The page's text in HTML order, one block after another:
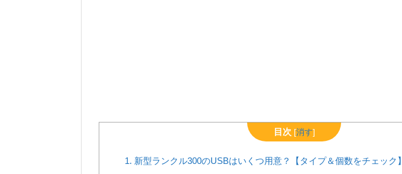
目次 [消す]
1. 新型ランクル300のUSBはいくつ用意？【タイプ＆個数をチェック】